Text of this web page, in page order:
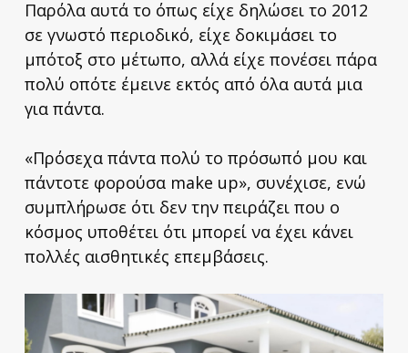
Παρόλα αυτά το όπως είχε δηλώσει το 2012
σε γνωστό περιοδικό, είχε δοκιμάσει το
μπότοξ στο μέτωπο, αλλά είχε πονέσει πάρα
πολύ οπότε έμεινε εκτός από όλα αυτά μια
για πάντα.
«Πρόσεχα πάντα πολύ το πρόσωπό μου και
πάντοτε φορούσα make up», συνέχισε, ενώ
συμπλήρωσε ότι δεν την πειράζει που ο
κόσμος υποθέτει ότι μπορεί να έχει κάνει
πολλές αισθητικές επεμβάσεις.